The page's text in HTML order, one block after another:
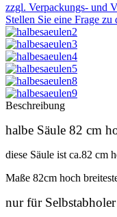
zzgl. Verpackungs- und
Stellen Sie eine Frage zu
Beschreibung
halbe Säule 82 cm
diese Säule ist ca.82 cm
Maße 82cm hoch
nur für Selbstabholer